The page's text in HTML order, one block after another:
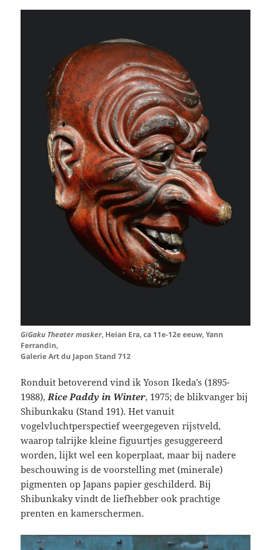
GiGaku Theater masker, Heian Era, ca 11e-12e eeuw, Yann
Ferrandin,
Galerie Art du Japon Stand 712
Ronduit betoverend vind ik Yoson Ikeda’s (1895-
1988),Rice Paddy in Winter, 1975; de blikvanger bij
Shibunkaku (Stand 191). Het vanuit
vogelvluchtperspectief weergegeven rijstveld,
waarop talrijke kleine figuurtjes gesuggereerd
worden, lijkt wel een koperplaat, maar bij nadere
beschouwing is de voorstelling met (minerale)
pigmenten op Japans papier geschilderd. Bij
Shibunkaky vindt de liefhebber ook prachtige
prenten en kamerschermen.